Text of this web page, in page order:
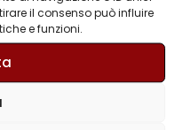
il consenso può influire
e funzioni.
Tutto un valido
di sgomberi ma
diverso genere
solai e stabili. Il